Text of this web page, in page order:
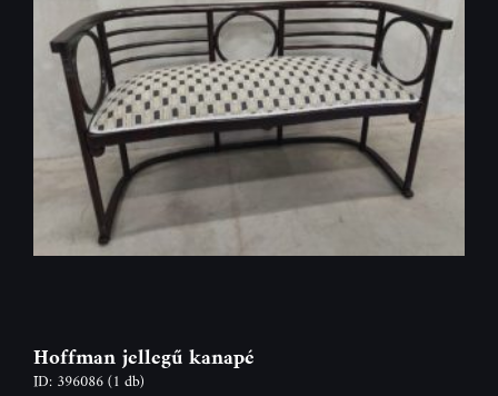
Hoffman jellegű kanapé
ID: 396086(1 db)